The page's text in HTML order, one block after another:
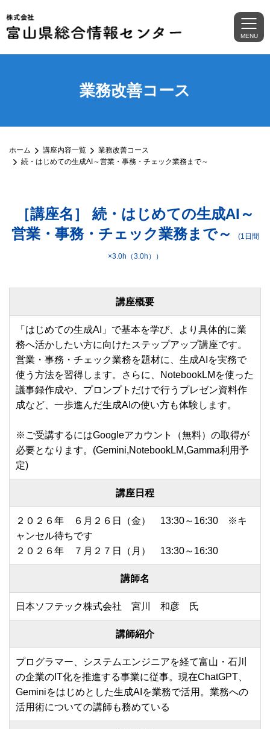
MENU
業務改善コース
ホーム 講座内容一覧
業務改善コース
続・はじめての生成AI～営業・事務・チェック業務まで～
［講座名］ 続・はじめての生成AI～
営業・事務・チェック業務まで～
(1日間
×3.0h（3.0h））
講座概要
「はじめての生成AI」で基本を学び、より具体的に業
務へ活かしたい方に向けたステップアップ講座です。
営業・事務・チェック業務を題材に、生成AIを実務で
使う方法を習得します。さらに、NotebookLMを使った
議事録作成や、プロンプトだけで行うプレゼン資料作
成など、一歩進んだ生成AIの使い方も体験します。
※ご受講するにはGoogleアカウント（無料）の取得が
必要となります。(Gemini,NotebookLM,Gamma利用予
定)
講座日程
２０２６年 ６月２６日（金） 13:30～16:30 ※キ
ャンセル待ちです
２０２６年 ７月２７日（月） 13:30～16:30
講師名
日本ソフテック株式会社 宮川 和彦 氏
講師紹介
プログラマー、システムエンジニアを経て富山・石川
の企業のIT化を推進する事業に従事。現在ChatGPT、
Geminiをはじめとした生成AIを業務で活用。業務への
活用術についての講師も務めている